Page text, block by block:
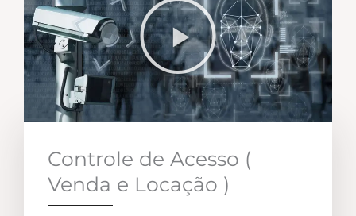
Controle de Acesso (
Venda e Locação )